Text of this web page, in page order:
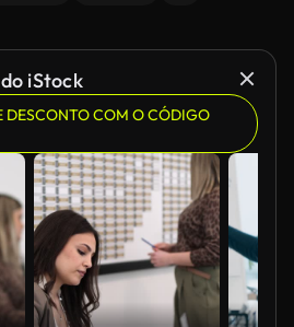
iStock
DESCONTO COM O CÓDIGO